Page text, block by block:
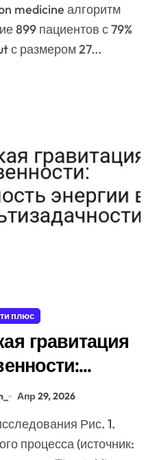
899 пациентов с 79%
с размером 27...
плюс
гравитация
энергии в
Апр 29, 2026
процесса (источник: